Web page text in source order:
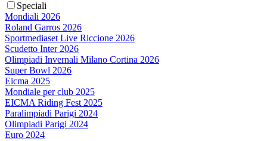
Speciali
Mondiali 2026
Roland Garros 2026
Sportmediaset Live Riccione 2026
Scudetto Inter 2026
Olimpiadi Invernali Milano Cortina 2026
Super Bowl 2026
Eicma 2025
Mondiale per club 2025
EICMA Riding Fest 2025
Paralimpiadi Parigi 2024
Olimpiadi Parigi 2024
Euro 2024